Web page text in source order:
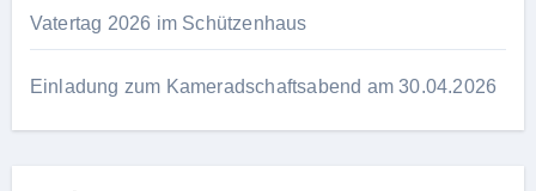
Vatertag 2026 im Schützenhaus
Einladung zum Kameradschaftsabend am 30.04.2026